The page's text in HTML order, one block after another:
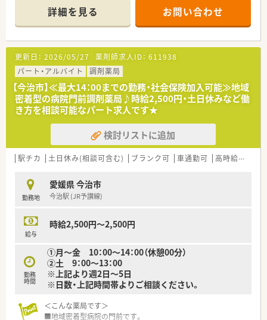
■常時薬剤師6名と事務員6名の厚い体制を整えており、一人で
対応する時間はなくチームワークを大切にしながら業務に励め
る環境です。
■最新の錠剤画像監査システムやiPadの電子薬歴を完備してお
り、ミスを防ぎつつ効率的で正確な調剤業務を行える設備が整っ
ています。
【募集背景と求める人物像について】
■今後の新規出店を見据えた増員募集のため、実務経験を活かし
て地域医療に貢献したい意欲のある方を急募にて積極的に採用
しています。
■病院門前での勤務となるため、外科領域を中心とした幅広い臨
床知識を学び、患者様に寄り添った丁寧な対応ができる方を求め
ています。
■周囲のスタッフと良好なコミュニケーションを築き、アットホ
しています。
【法人特徴について】
前からクリニック門前まで多様なニーズに応える地域密着型の
企業です。
活を支える体制を構築しているため、在宅医療の経験を積むこと
も可能です。
■代表が薬剤師であるため現場への理解が深く、ノルマに追われ
ることなく患者様との対話を重視できる環境づくりを大切にし
【職場環境と雰囲気】
詳細を見る お問い合わせ
更新日： 2026/05/27 薬剤師求人ID： 611938
パート・アルバイト
調剤薬局
【今治市】≪最大14：00までの勤務・社会保険加入可能≫地域
密着型の病院門前調剤薬局♪時給2,500円・土日休みなど働
き方を相談可能なパート求人です★
検討リストに追加
駅チカ 土日休み(相談可含む) ブランク可 車通勤可 高時給(2,500円以上)
勤務地
愛媛県 今治市
今治駅 (JR予讃線)
給与
時給2,500円～2,500円
勤務
時間
➀月～金 10：00～14：00（休憩00分）
②土 9：00～13：00
※上記より週2日～5日
※日数・上記時間帯よりご相談ください。
＜こんな薬局です＞
■地域密着型病院の門前です。